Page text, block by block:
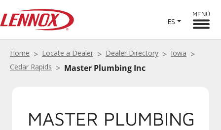
ES
MENÚ
Home Locate a Dealer Dealer Directory
Iowa
Cedar Rapids
Master Plumbing Inc
MASTER PLUMBING